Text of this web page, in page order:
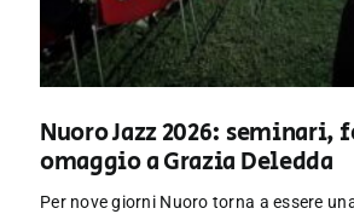
Nuoro Jazz 2026: seminari,
omaggio a Grazia Deledda
Per nove giorni Nuoro torna a essere